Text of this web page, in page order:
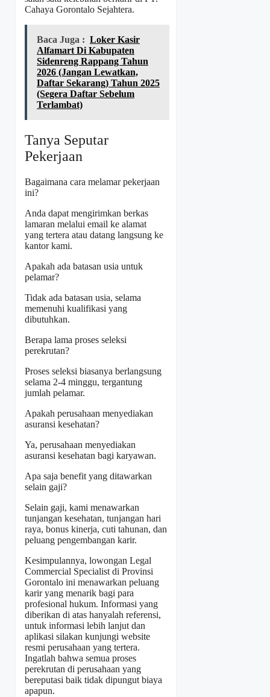
Cahaya Gorontalo Sejahtera.
Baca Juga : Loker Kasir
Alfamart Di Kabupaten
Sidenreng Rappang Tahun
2026 (Jangan Lewatkan,
Daftar Sekarang) Tahun 2025
(Segera Daftar Sebelum
Terlambat)
Tanya Seputar
Pekerjaan
Bagaimana cara melamar pekerjaan
ini?
Anda dapat mengirimkan berkas
lamaran melalui email ke alamat
yang tertera atau datang langsung ke
kantor kami.
Apakah ada batasan usia untuk
pelamar?
Tidak ada batasan usia, selama
memenuhi kualifikasi yang
dibutuhkan.
Berapa lama proses seleksi
perekrutan?
Proses seleksi biasanya berlangsung
selama 2-4 minggu, tergantung
jumlah pelamar.
Apakah perusahaan menyediakan
asuransi kesehatan?
Ya, perusahaan menyediakan
asuransi kesehatan bagi karyawan.
Apa saja benefit yang ditawarkan
selain gaji?
Selain gaji, kami menawarkan
tunjangan kesehatan, tunjangan hari
raya, bonus kinerja, cuti tahunan, dan
peluang pengembangan karir.
Kesimpulannya, lowongan Legal
Commercial Specialist di Provinsi
Gorontalo ini menawarkan peluang
karir yang menarik bagi para
profesional hukum. Informasi yang
diberikan di atas hanyalah referensi,
untuk informasi lebih lanjut dan
aplikasi silakan kunjungi website
resmi perusahaan yang tertera.
Ingatlah bahwa semua proses
perekrutan di perusahaan yang
bereputasi baik tidak dipungut biaya
apapun.